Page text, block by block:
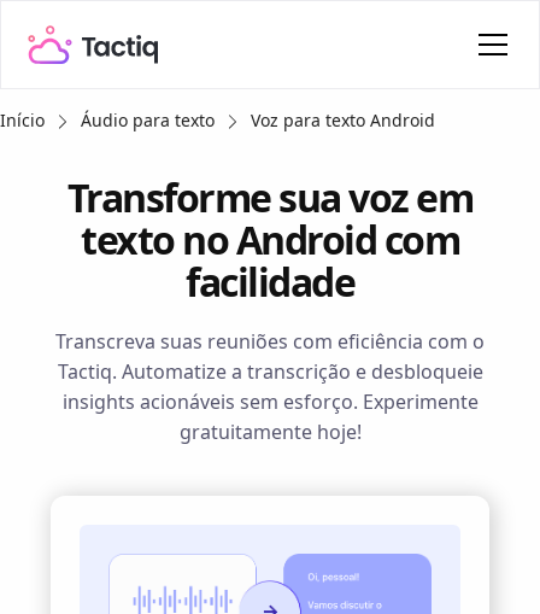
Início Áudio para texto Voz para texto Android
Transforme sua voz em
texto no Android com
facilidade
Transcreva suas reuniões com eficiência com o
Tactiq. Automatize a transcrição e desbloqueie
insights acionáveis sem esforço. Experimente
gratuitamente hoje!